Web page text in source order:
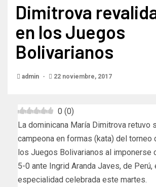
Dimitrova
en los Juegos
Bolivarianos
admin 22 noviembre, 2017
0 (0)
La dominicana María Dimitrova retuvo
campeona en formas (kata) del torneo
los Juegos Bolivarianos al imponerse
5-0 ante Ingrid Aranda Javes, de Perú,
especialidad celebrada este martes.